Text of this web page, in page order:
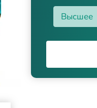
Высшее